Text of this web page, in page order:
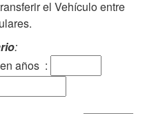
el Vehículo entre
:
años :